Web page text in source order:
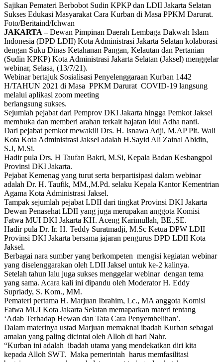
Sajikan Pemateri Berbobot Sudin KPKP dan LDII Jakarta Selatan
Sukses Edukasi Masyarakat Cara Kurban di Masa PPKM Darurat.
Foto/Beritaind/Ichwan
JAKARTA –Dewan Pimpinan Daerah Lembaga Dakwah Islam
Indonesia (DPD LDII) Kota Administrasi Jakarta Selatan kolaborasi
dengan Suku Dinas Ketahanan Pangan, Kelautan dan Pertanian
(Sudin KPKP) Kota Administrasi Jakarta Selatan (Jaksel) menggelar
webinar, Selasa, (13/7/21).
Webinar bertajuk Sosialisasi Penyelenggaraan Kurban 1442
H/TAHUN 2021 di Masa PPKM Darurat COVID-19 langsung
melalui aplikasi zoom meeting
berlangsung sukses.
Sejumlah pejabat dari Pemprov DKI Jakarta hingga Pemkot Jaksel
membuka dan memberi arahan terkait hajatan Idul Adha nanti.
Dari pejabat pemkot mewakili Drs. H. Isnawa Adji, M.AP Plt. Wali
Kota Kota Administrasi Jaksel adalah H.Sayid Ali Zainal Abidin,
S.J, M.Si.
Hadir pula Drs. H Taufan Bakri, M.Si, Kepala Badan Kesbangpol
Provinsi DKI Jakarta.
Pejabat Kemenag yang turut serta berpartisipasi dalam webinar
adalah Dr. H. Taufik, MM.,M.Pd. selaku Kepala Kantor Kementrian
Agama Kota Administrasi Jaksel.
Tampak sejumlah pejabat LDII dari tingkat Provinsi DKI Jakarta
Dewan Penasehat LDII yang juga merupakan anggota Komisi
Fatwa MUI DKI Jakarta KH. Aceng Karimullah, BE.,SE.
Hadir pula Dr. Ir. H. Teddy Suratmadji, M.Sc Ketua DPW LDII
Provinsi DKI Jakarta bersama jajaran pengurus DPD LDII Kota
Jaksel.
Berbagai nara sumber yang berkompeten mengisi kegiatan webinar
yang diselenggarakan oleh LDII Jaksel untuk ke-2 kalinya.
Setelah tahun lalu juga sukses menggelar webinar dengan tema
yang sama. Acara kali ini dipandu oleh Moderator H. Eddy
Supriady, S. Kom., MM.
Pemateri pertama H. Marjuan Ibrahim, Lc., MA anggota Komisi
Fatwa MUI Kota Jakarta Selatan memaparkan materi tentang
‘Adab Terhadap Hewan dan Tata Cara Penyembelihan’.
Dalam materinya ustad Marjuan memaknai ibadah Kurban sebagai
amalan yang paling dicintai oleh Alloh di hari Nahr.
“Kurban ini adalah ibadah utama yang mendekatkan diri kita
kepada Alloh SWT. Maka pemerintah harus memfasilitasi